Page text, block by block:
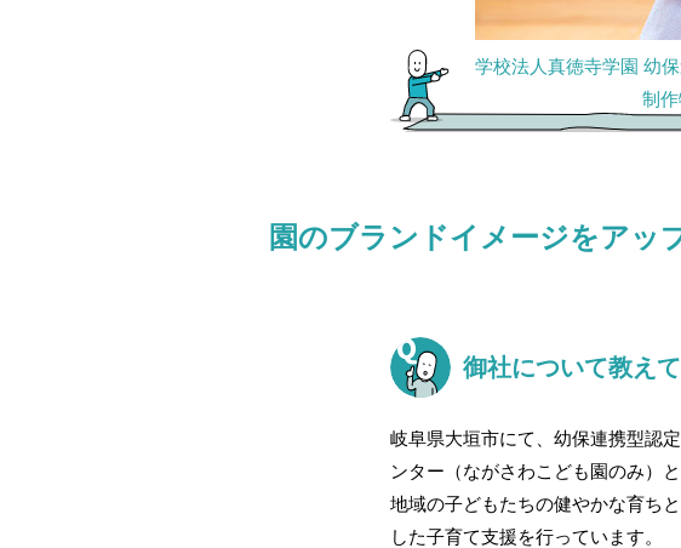
学校法人真徳寺学園 幼
制
園のブランドイメージをアッ
御社について教え
岐阜県大垣市にて、幼保連携型認
ンター（ながさわこども園のみ）
地域の子どもたちの健やかな育ち
した子育て支援を行っています。